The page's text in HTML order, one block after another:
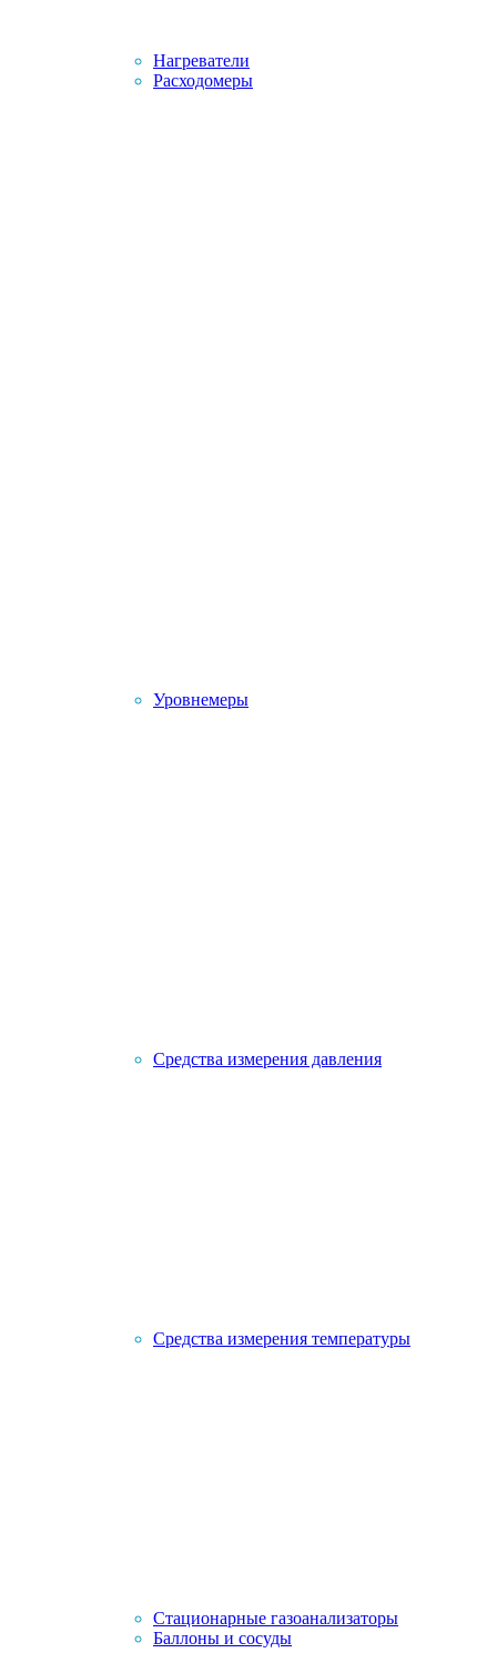
Нагреватели
Расходомеры
Уровнемеры
Средства измерения давления
Средства измерения температуры
Стационарные газоанализаторы
Баллоны и сосуды